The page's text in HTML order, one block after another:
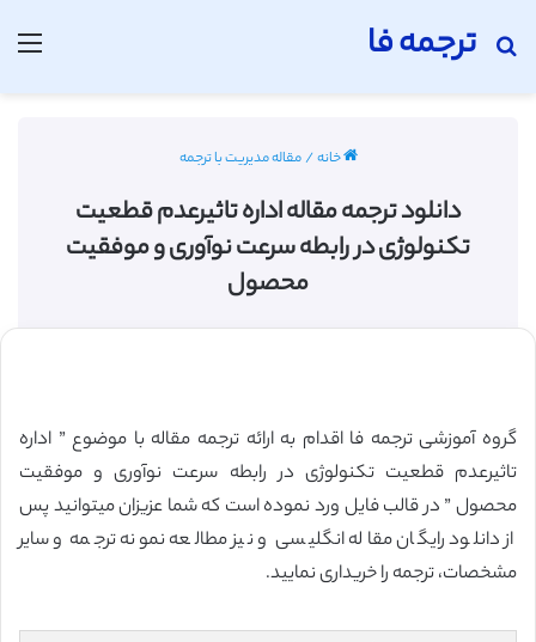
ترجمه فا
جستجو برای
خانه/مقاله مدیریت با ترجمه
دانلود ترجمه مقاله اداره تاثیرعدم قطعیت
تکنولوژی در رابطه سرعت نوآوری و موفقیت
محصول
گروه آموزشی ترجمه فا اقدام به ارائه ترجمه مقاله با موضوع ” اداره
تاثیرعدم قطعیت تکنولوژی در رابطه سرعت نوآوری و موفقیت
محصول ” در قالب فایل ورد نموده است که شما عزیزان میتوانید پس
از دانلود رایگان مقاله انگلیسی و نیز مطالعه نمونه ترجمه و سایر
مشخصات، ترجمه را خریداری نمایید.